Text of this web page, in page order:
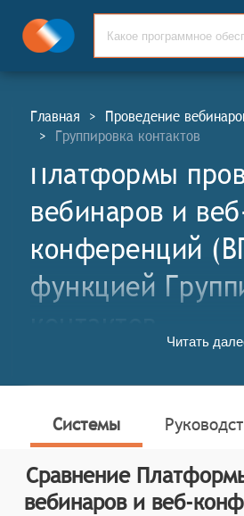
Главная > Проведение
> Группировка контактов
Платформы
вебинаров и
конференций
функцией
онлайн-сервисы,
и проведения вебинаров, веб-
тренингов, онлайн-
онлайн-встреч. Данные
на основе программного
Читать
Системы
Сравнение
вебинаров и веб-